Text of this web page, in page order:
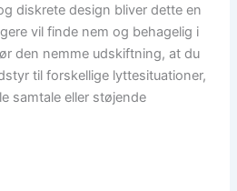
diskrete design bliver dette en
vil finde nem og behagelig i
den nemme udskiftning, at du
til forskellige lyttesituationer,
samtale eller støjende